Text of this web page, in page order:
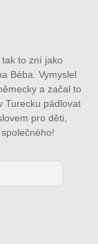
to zní jako
Béba. Vymyslel
a začal to
Turecku pádlovat
pro děti,